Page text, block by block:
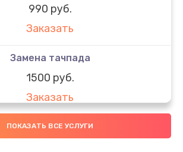
990 руб.
Заказать
Замена тачпада
1500 руб.
Заказать
Замена южного моста
ПОКАЗАТЬ ВСЕ УСЛУГИ